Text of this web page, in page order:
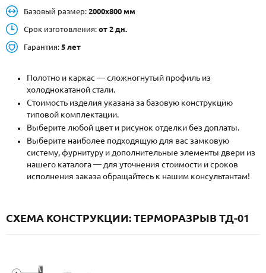
Металлические двери от производителя с доставкой и установкой в
Москве и МО
НАЙТИ:
+7 (495) 411-44-41
INFO@META-M.RU
Каталог Распродажа Как купить
Базовый размер: 2000х800 мм
Срок изготовления: от 2 дн.
Гарантия: 5 лет
Полотно и каркас — сложногнутый профиль из
холоднокатаной стали.
Стоимость изделия указана за базовую конструкцию
типовой комплектации.
Выберите любой цвет и рисунок отделки без доплаты.
Выберите наиболее подходящую для вас замковую
систему, фурнитуру и дополнительные элементы двери из
нашего каталога — для уточнения стоимости и сроков
исполнения заказа обращайтесь к нашим консультантам!
СХЕМА КОНСТРУКЦИИ: ТЕРМОРАЗРЫВ ТД-01